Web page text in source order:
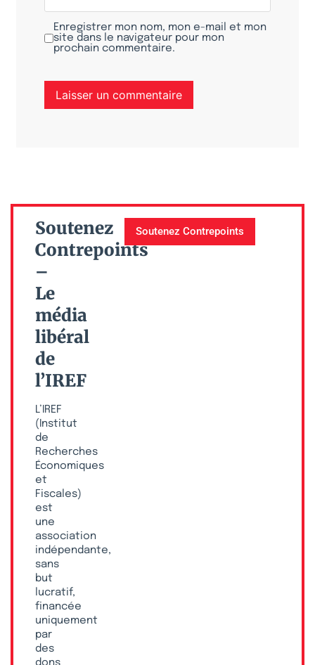
Enregistrer mon nom, mon e-mail et mon
site dans le navigateur pour mon
prochain commentaire.
Soutenez
Contrepoints
–
Le
média
libéral
de
l’IREF
L’IREF
(Institut
de
Recherches
Économiques
et
Fiscales)
est
une
association
indépendante,
sans
but
lucratif,
financée
uniquement
par
des
dons
Soutenez Contrepoints